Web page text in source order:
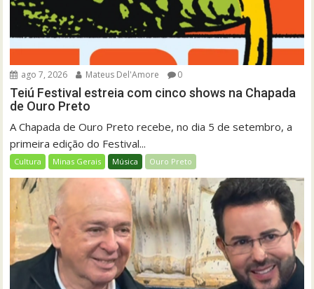
ago 7, 2026 Mateus Del'Amore 0
Teiú Festival estreia com cinco shows na Chapada
de Ouro Preto
A Chapada de Ouro Preto recebe, no dia 5 de setembro, a
primeira edição do Festival...
Cultura Minas Gerais Música Ouro Preto